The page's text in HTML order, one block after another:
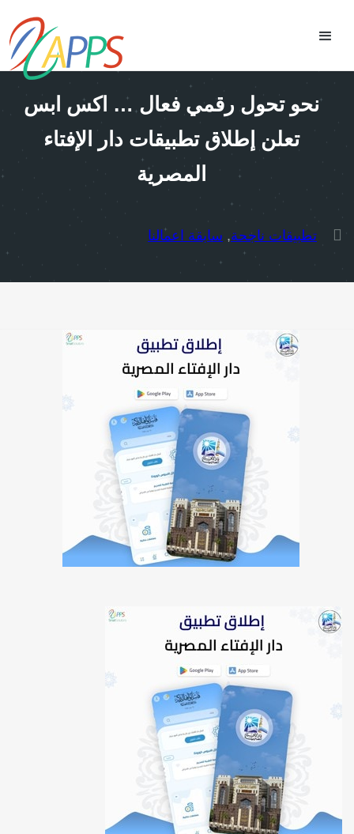
نحو تحول رقمي فعال … اكس ابس
تعلن إطلاق تطبيقات دار الإفتاء
المصرية
تطبيقات ناجحة, سابقة اعمالنا